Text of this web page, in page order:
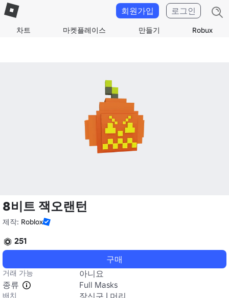
차트 마켓플레이스 만들기 Robux
회원가입 로그인
8비트 잭오랜턴
제작: Roblox
251
구매
거래 가능
아니요
종류
Full Masks
배치
장신구 | 머리